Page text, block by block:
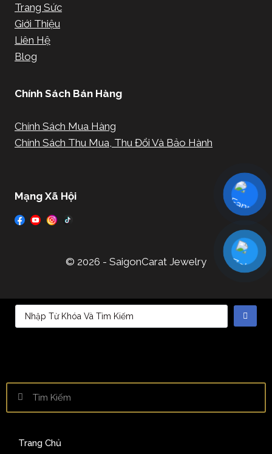
Trang Sức
Giới Thiệu
Liên Hệ
Blog
Chính Sách Bán Hàng
Chính Sách Mua Hàng
Chính Sách Thu Mua, Thu Đổi Và Bảo Hành
Mạng Xã Hội
© 2026 - SaigonCarat Jewelry
Trang Chủ